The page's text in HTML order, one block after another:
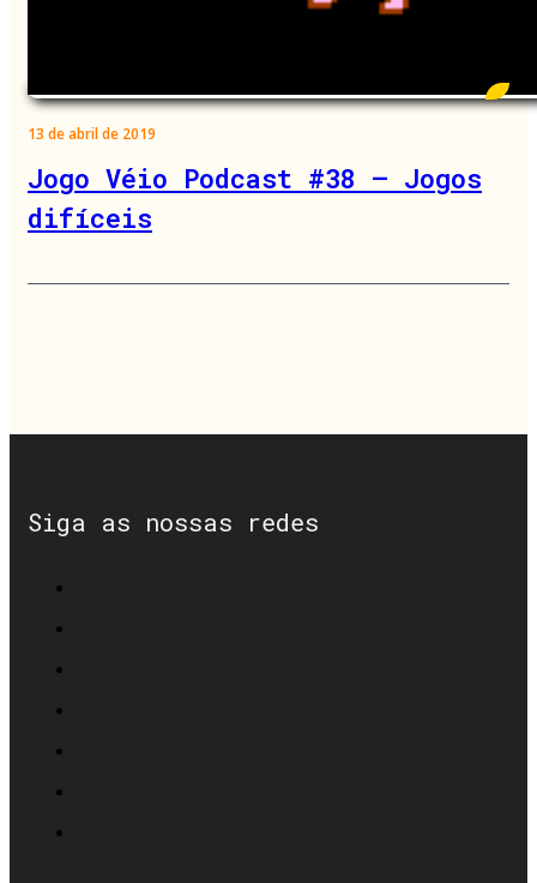
13 de abril de 2019
Jogo Véio Podcast #38 – Jogos
difíceis
Siga as nossas redes